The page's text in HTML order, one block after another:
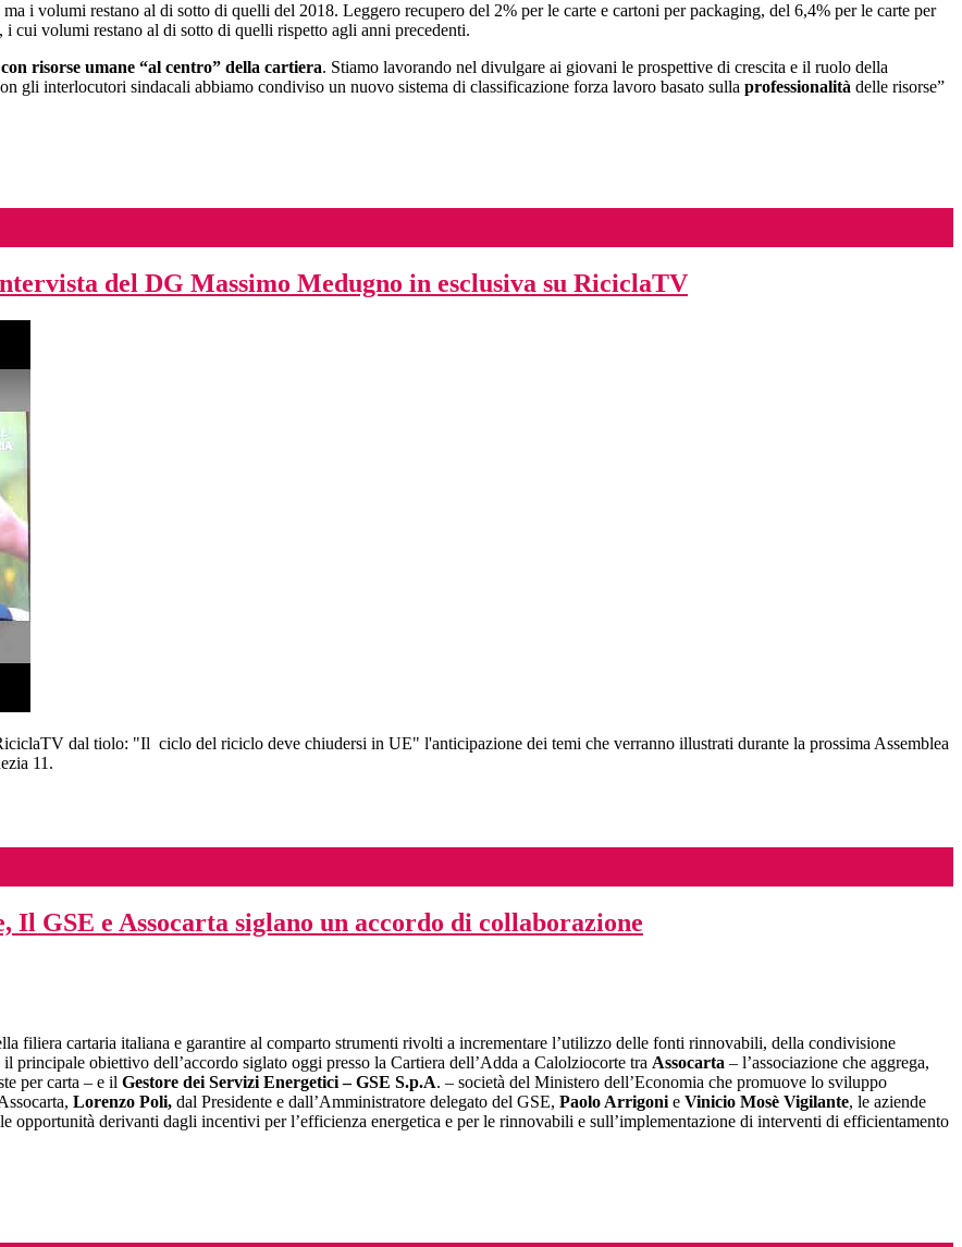
ma i volumi restano al di sotto di quelli del 2018. Leggero recupero del 2% per le carte e cartoni per packaging, del 6,4% per le carte per
cui volumi restano al di sotto di quelli rispetto agli anni precedenti.
con risorse umane “al centro” della cartiera. Stiamo lavorando nel divulgare ai giovani le prospettive di crescita e il ruolo della
gli interlocutori sindacali abbiamo condiviso un nuovo sistema di classificazione forza lavoro basato sulla professionalità delle risorse”
del DG Massimo Medugno in esclusiva su RiciclaTV
dal tiolo: "Il ciclo del riciclo deve chiudersi in UE" l'anticipazione dei temi che verranno illustrati durante la prossima Assemblea
11.
GSE e Assocarta siglano un accordo di collaborazione
filiera cartaria italiana e garantire al comparto strumenti rivolti a incrementare l’utilizzo delle fonti rinnovabili, della condivisione
principale obiettivo dell’accordo siglato oggi presso la Cartiera dell’Adda a Calolziocorte tra Assocarta – l’associazione che aggrega,
per carta – e il Gestore dei Servizi Energetici – GSE S.p.A. – società del Ministero dell’Economia che promuove lo sviluppo
Lorenzo Poli, dal Presidente e dall’Amministratore delegato del GSE, Paolo Arrigoni e Vinicio Mosè Vigilante, le aziende
opportunità derivanti dagli incentivi per l’efficienza energetica e per le rinnovabili e sull’implementazione di interventi di efficientamento